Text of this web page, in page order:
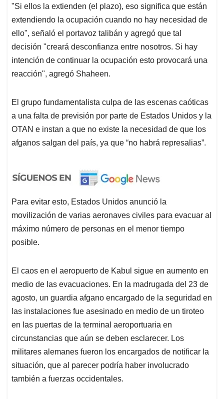
"Si ellos la extienden (el plazo), eso significa que están
extendiendo la ocupación cuando no hay necesidad de
ello", señaló el portavoz talibán y agregó que tal
decisión "creará desconfianza entre nosotros. Si hay
intención de continuar la ocupación esto provocará una
reacción", agregó Shaheen.
El grupo fundamentalista culpa de las escenas caóticas
a una falta de previsión por parte de Estados Unidos y la
OTAN e instan a que no existe la necesidad de que los
afganos salgan del país, ya que “no habrá represalias”.
Para evitar esto, Estados Unidos anunció la
movilización de varias aeronaves civiles para evacuar al
máximo número de personas en el menor tiempo
posible.
El caos en el aeropuerto de Kabul sigue en aumento en
medio de las evacuaciones. En la madrugada del 23 de
agosto, un guardia afgano encargado de la seguridad en
las instalaciones fue asesinado en medio de un tiroteo
en las puertas de la terminal aeroportuaria en
circunstancias que aún se deben esclarecer. Los
militares alemanes fueron los encargados de notificar la
situación, que al parecer podría haber involucrado
también a fuerzas occidentales.